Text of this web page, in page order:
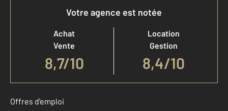
Votre agence est notée
Achat
Vente
8,7/10
Location
Gestion
8,4/10
Offres d'emploi